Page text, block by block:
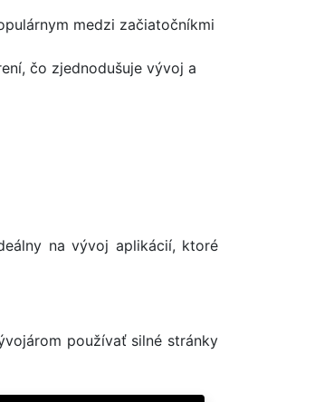
medzi začiatočníkmi
čo zjednodušuje vývoj a
na vývoj aplikácií, ktoré
používať silné stránky